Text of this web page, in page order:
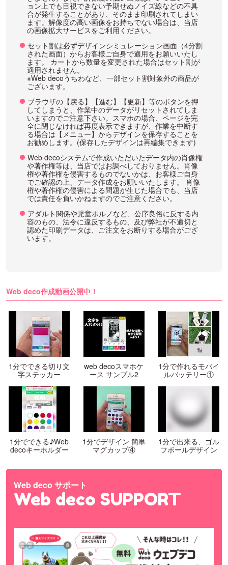
ョン上でも目視できない予期せぬノイズ線などの不具
合が発生することがあり、そのまま印刷されてしまい
ます。解像度の高い画像をお持ちでない場合は、当店
の画像拡大サービスをご利用ください。
セット割は必ずデザインシミュレーション画面（4分割
された画面）からお客様ご自身で適用をお願いいたし
ます。 カートから数量を変更された場合はセット割が
適用されません。
※Web decoうちわなど、一部セット割対象外の商品が
ございます。
ブラウザの【戻る】【進む】【更新】等のボタンを押
してしまうと、作業中のデータがリセットされてしま
いますのでご注意下さい。スマホの場合、ページを完
全に閉じなければ再度表示できますが、作業を中断す
る場合は【メニュー】からデザインを保存することを
お勧めします。(保存したデザインは再編集できます)
Web decoシステムで作成いただいたデータ内の肖像権
や著作権等は、当店ではお調べしておりません。肖像
権や著作権を侵害するものでないかは、お客様ご自身
でご確認の上、データ作成をお願いいたします。 肖像
権や著作権の侵害による問題が生じた場合でも、当店
では責任を負いかねますのでご注意ください。
アダルト関係や児童ポルノなど、公序良俗に反する内
容のもの、法令に違反するもの、及び弊社が不適切と
認めた印刷データは、ご注文をお断りする場合がござ
います。
Web deco作成動画公開中！
1分でできる切り文
字ステッカー
web decoスマホケ
ース サンプル2
1分で作れるモバイ
ルバッテリー①
1分でできる♪Web
decoキーホルダー
1分でデザイン 簡単
マグカップ④
1分で出来る、ゴル
フボールデザイン
Web deco サポート
Web deco SUPPORT